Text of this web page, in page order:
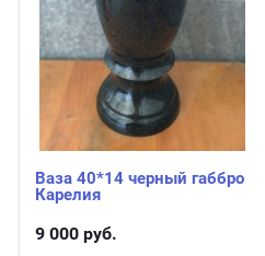
Ваза 40*14 черный габбро
Карелия
9 000 руб.